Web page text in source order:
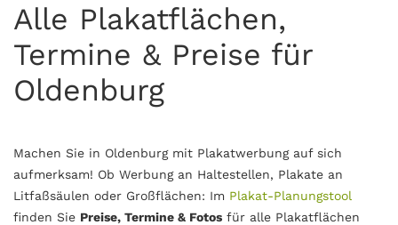
Alle Plakatflächen,
Termine & Preise für
Oldenburg
Machen Sie in Oldenburg mit Plakatwerbung auf sich
aufmerksam! Ob Werbung an Haltestellen, Plakate an
Litfaßsäulen oder Großflächen: Im Plakat-Planungstool
finden Sie Preise, Termine & Fotos für alle Plakatflächen